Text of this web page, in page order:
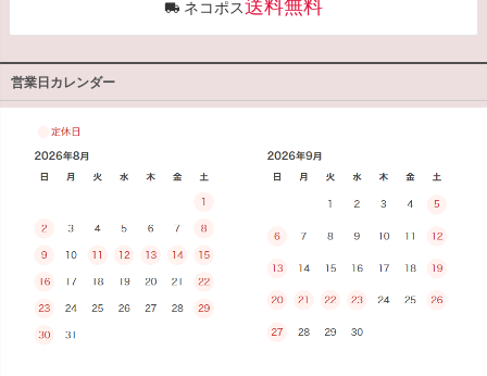
ネコポス送料無料
営業日カレンダー